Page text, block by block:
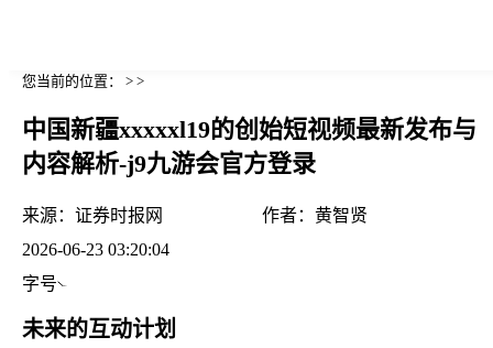
您当前的位置： > >
中国新疆xxxxxl19的创始短视频最新发布与
内容解析-j9九游会官方登录
来源： 证券时报网 作者： 黄智贤
2026-06-23 03:20:04
字号
未来的互动计划